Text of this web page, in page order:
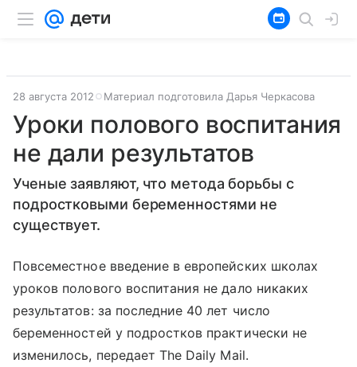
28 августа 2012 Материал подготовила Дарья Черкасова
Уроки полового воспитания
не дали результатов
Ученые заявляют, что метода борьбы с
подростковыми беременностями не
существует.
Повсеместное введение в европейских школах
уроков полового воспитания не дало никаких
результатов: за последние 40 лет число
беременностей у подростков практически не
изменилось, передает The Daily Mail.